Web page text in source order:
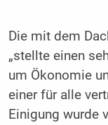
Die mit dem
„stellte einen
um Ökonomie
einer für alle
Einigung wurde